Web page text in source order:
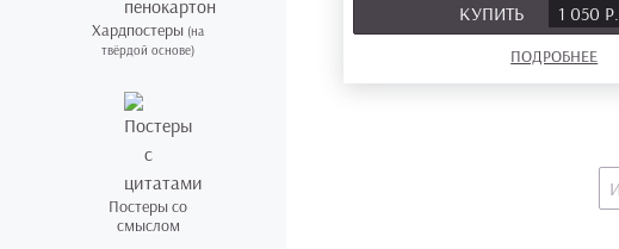
Хардпостеры (на
твёрдой основе)
Постеры со
смыслом
КУПИТЬ 1 050 Р.
ПОДРОБНЕЕ